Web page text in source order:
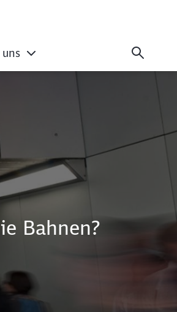
Bahnen?